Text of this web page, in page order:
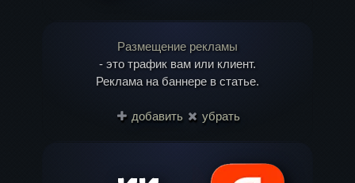
Размещение рекламы
- это трафик вам или клиент.
Реклама на баннере в статье.
добавить убрать